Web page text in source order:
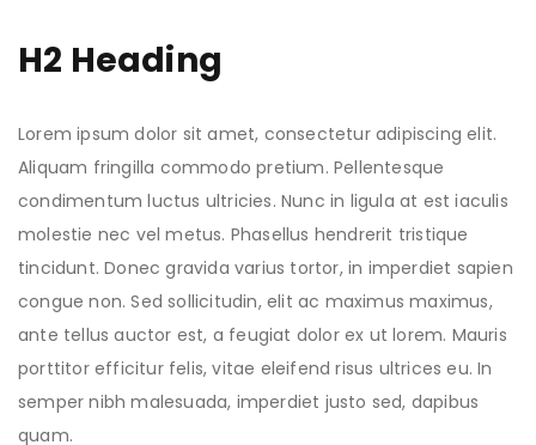
H2 Heading
Lorem ipsum dolor sit amet, consectetur adipiscing elit.
Aliquam fringilla commodo pretium. Pellentesque
condimentum luctus ultricies. Nunc in ligula at est iaculis
molestie nec vel metus. Phasellus hendrerit tristique
tincidunt. Donec gravida varius tortor, in imperdiet sapien
congue non. Sed sollicitudin, elit ac maximus maximus,
ante tellus auctor est, a feugiat dolor ex ut lorem. Mauris
porttitor efficitur felis, vitae eleifend risus ultrices eu. In
semper nibh malesuada, imperdiet justo sed, dapibus
quam.